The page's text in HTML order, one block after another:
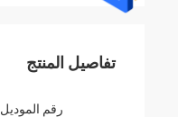
تفاصيل المنتج
رقم الموديل